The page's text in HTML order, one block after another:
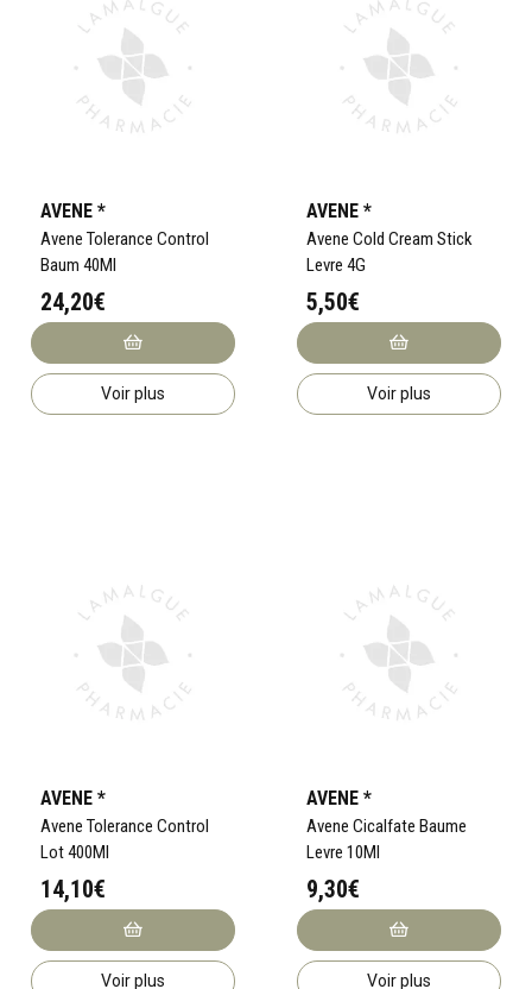
AVENE *
Avene Tolerance Control
Baum 40Ml
24,20€
Voir plus
AVENE *
Avene Cold Cream Stick
Levre 4G
5,50€
Voir plus
AVENE *
Avene Tolerance Control
Lot 400Ml
14,10€
Voir plus
AVENE *
Avene Cicalfate Baume
Levre 10Ml
9,30€
Voir plus